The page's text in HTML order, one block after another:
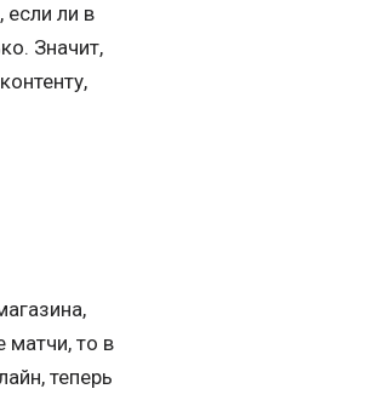
ли в
Значит,
матчи, то в
теперь